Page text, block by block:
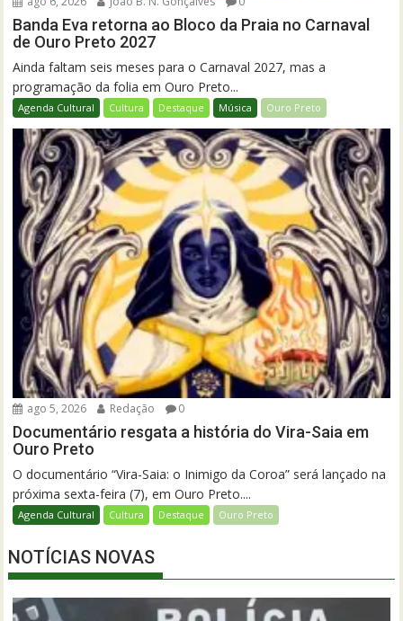
Banda Eva retorna ao Bloco da Praia no Carnaval
de Ouro Preto 2027
Ainda faltam seis meses para o Carnaval 2027, mas a
programação da folia em Ouro Preto...
Agenda Cultural Cultura Destaque Música Ouro Preto
ago 5, 2026 Redação 0
Documentário resgata a história do Vira-Saia em
Ouro Preto
O documentário “Vira-Saia: o Inimigo da Coroa” será lançado na
próxima sexta-feira (7), em Ouro Preto....
Agenda Cultural Cultura Destaque Ouro Preto
NOTÍCIAS NOVAS